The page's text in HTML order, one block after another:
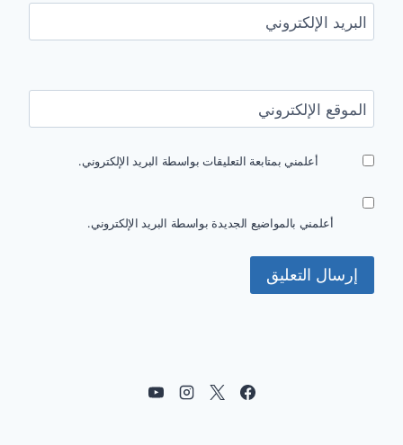
البريد الإلكتروني
الموقع الإلكتروني
أعلمني بمتابعة التعليقات بواسطة البريد الإلكتروني.
أعلمني بالمواضيع الجديدة بواسطة البريد الإلكتروني.